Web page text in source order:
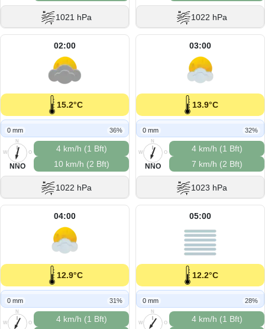
1021 hPa 1022 hPa
02:00
15.2°C
0 mm 36%
N
O
S
W
NNO
4 km/h (1 Bft)
10 km/h (2 Bft)
1022 hPa
03:00
13.9°C
0 mm 32%
N
O
S
W
NNO
4 km/h (1 Bft)
7 km/h (2 Bft)
1023 hPa
04:00
12.9°C
0 mm 31%
N
O
W
4 km/h (1 Bft)
05:00
12.2°C
0 mm 28%
N
O
W
4 km/h (1 Bft)